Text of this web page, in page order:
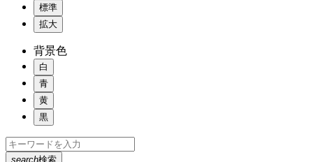
標準
拡大
背景色
白
青
黄
黒
search検索